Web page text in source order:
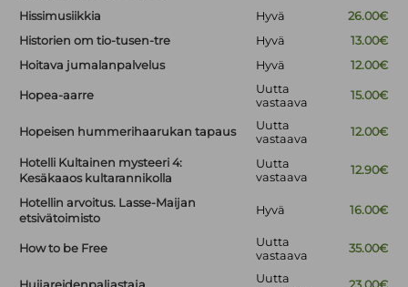
Hissimusiikkia Hyvä
26.00€
Historien om tio-tusen-tre
Hyvä
13.00€
Hoitava jumalanpalvelus
Hyvä 12.00€
Hopea-aarre
Uutta
vastaava
15.00€
Hopeisen hummerihaarukan tapaus
Uutta
vastaava
12.00€
Hotelli Kultainen mysteeri 4:
Kesäkaaos kultarannikolla
Uutta
vastaava
12.90€
Hotellin arvoitus. Lasse-Maijan
etsivätoimisto
Hyvä 16.00€
How to be Free
Uutta
vastaava
35.00€
Uutta